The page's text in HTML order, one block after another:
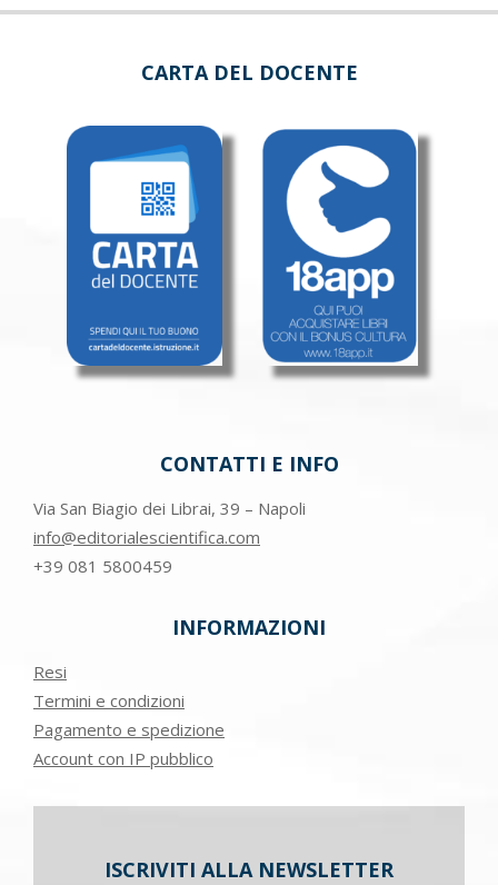
CARTA DEL DOCENTE
CONTATTI E INFO
Via San Biagio dei Librai, 39 – Napoli
info@editorialescientifica.com
+39 081 5800459
INFORMAZIONI
Resi
Termini e condizioni
Pagamento e spedizione
Account con IP pubblico
ISCRIVITI ALLA NEWSLETTER